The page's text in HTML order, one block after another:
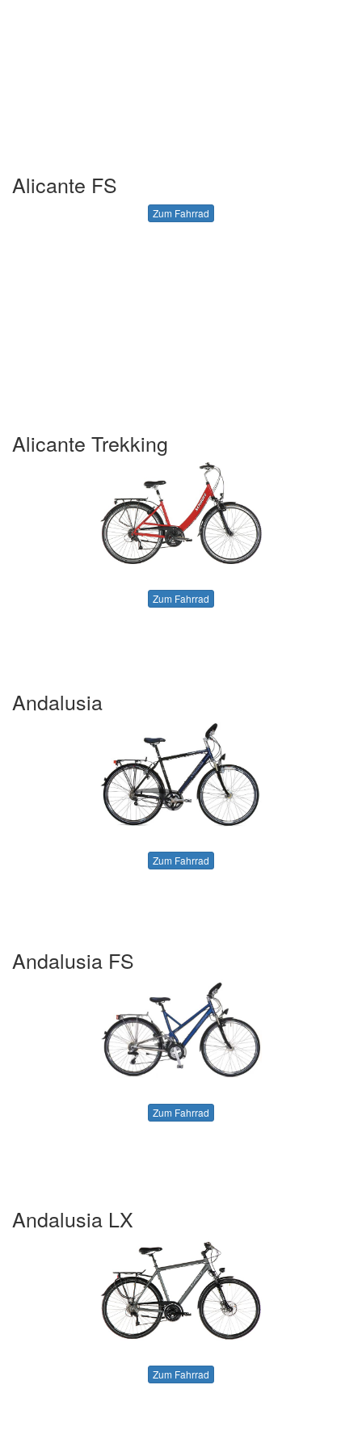
Alicante FS
Zum Fahrrad
Alicante Trekking
Zum Fahrrad
Andalusia
Zum Fahrrad
Andalusia FS
Zum Fahrrad
Andalusia LX
Zum Fahrrad